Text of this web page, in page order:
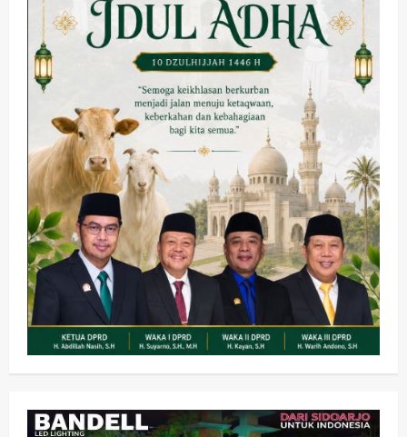
PWI dan Sapma PP Sidoarjo